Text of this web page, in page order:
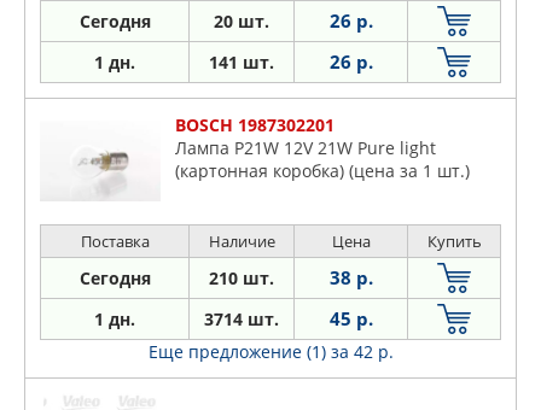
Сегодня 20 шт. 26 р.
1 дн. 141 шт. 26 р.
BOSCH 1987302201
Лампа P21W 12V 21W Pure light
(картонная коробка) (цена за 1 шт.)
Поставка Наличие Цена Купить
Сегодня 210 шт. 38 р.
1 дн. 3714 шт. 45 р.
Еще предложение (1) за 42 р.